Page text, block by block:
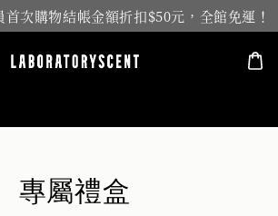
次購物結帳金額折扣$50元，全館免運！
專屬禮盒